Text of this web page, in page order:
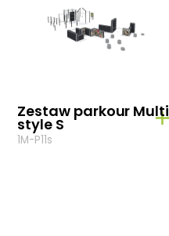
Zestaw parkour Multi
style S
1M-P11s